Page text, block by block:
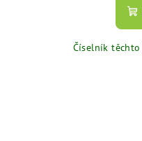
Číselník